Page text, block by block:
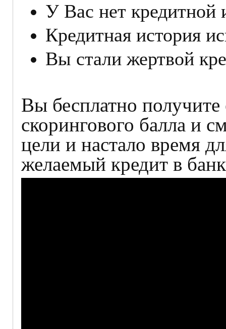
У Вас нет кредитной
Кредитная история
Вы стали жертвой
Вы бесплатно
скорингового балла и
цели и настало время
желаемый кредит в